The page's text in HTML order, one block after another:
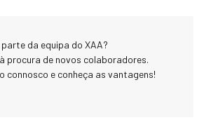
da equipa do XAA?
procura de novos colaboradores.
connosco e conheça as vantagens!